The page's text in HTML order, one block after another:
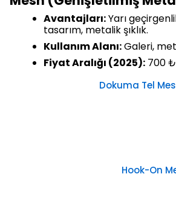
Avantajları:Yarı
tasarım, metalik şıklık.
Kullanım Alanı:Galeri,
Fiyat Aralığı (2025): 700
Dokuma Tel
Hook-On